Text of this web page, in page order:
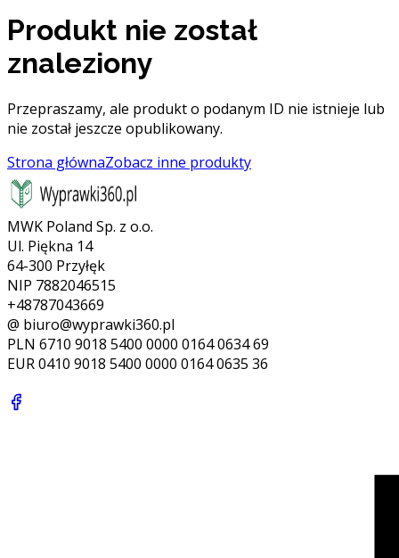
Produkt nie został
znaleziony
Przepraszamy, ale produkt o podanym ID nie istnieje lub
nie został jeszcze opublikowany.
Strona głównaZobacz inne produkty
MWK Poland Sp. z o.o.
Ul. Piękna 14
64-300 Przyłęk
NIP 7882046515
+48787043669
@ biuro@wyprawki360.pl
PLN 6710 9018 5400 0000 0164 0634 69
EUR0410 9018 5400 0000 0164 0635 36